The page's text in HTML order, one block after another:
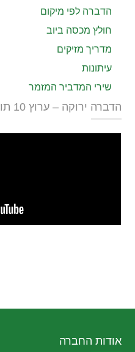
הדברה לפי מיקום
חולץ מכסה ביוב
מדריך מזיקים
עיתונות
שירי המדביר המזמר
הדברה ירוקה – ערוץ 10 תוכנית הבוקר
אודות החברה